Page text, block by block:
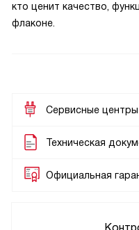
кто ценит качество,
флаконе.
Сервисные центры
Техническая
Официальная